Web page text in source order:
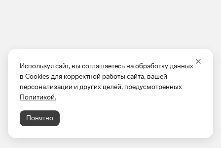
Используя сайт, вы соглашаетесь на обработку данных
в Cookies для корректной работы сайта, вашей
персонализации и других целей, предусмотренных
Политикой.
Понятно